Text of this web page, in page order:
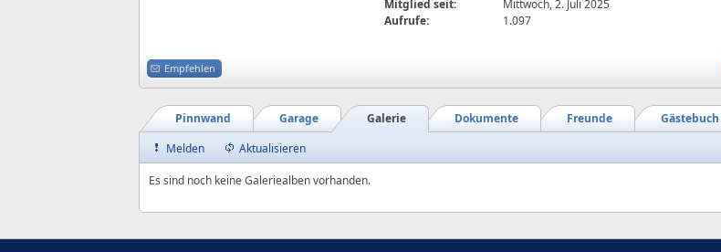
Mitglied seit:
Mittwoch, 2. Juli 2025
Aufrufe:
1.097
Empfehlen
Gästebuch
Freunde
Dokumente
Galerie
Garage
Pinnwand
Melden
Aktualisieren
Es sind noch keine Galeriealben vorhanden.